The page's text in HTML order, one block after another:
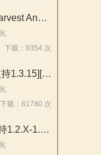
收获与生产 (Harvest And Production) 简体/繁體中文化
下载：9354 次
权游国度7.1[支持1.3.15][最新汉化版]
下载：61780 次
电影级战斗[支持1.2.X-1.4.X/战帆][汉化版][7.18更新]